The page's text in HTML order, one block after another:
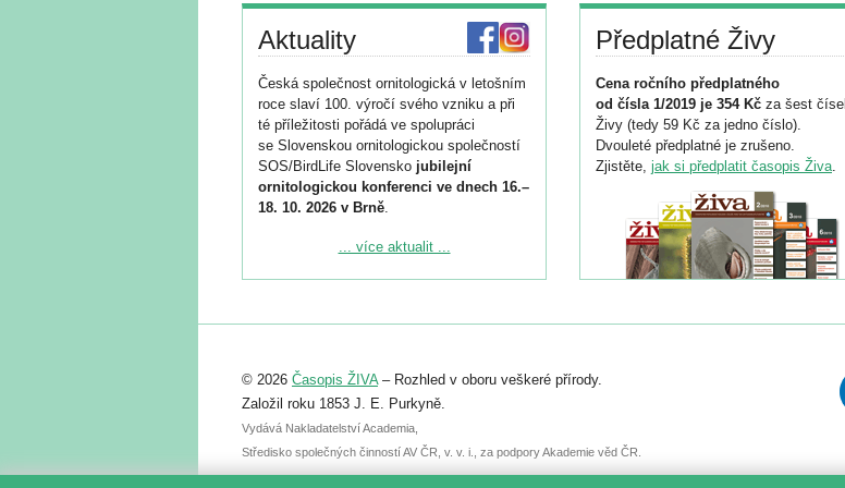
Aktuality
Česká společnost ornitologická v letošním
roce slaví 100. výročí svého vzniku a při
té příležitosti pořádá ve spolupráci
se Slovenskou ornitologickou společností
SOS/BirdLife Slovensko jubilejní
ornitologickou konferenci ve dnech 16.–
18. 10. 2026 v Brně.
Podrobnější informace ke konferenci
Registrovat se můžete do 6. září.
abstraktu přihlášené přednášky nebo
posteru je už 30. června.
... více aktualit ...
Předplatné Živy
Cena ročního předplatného
od čísla 1/2019 je 354 Kč za šest čísel
Živy (tedy 59 Kč za jedno číslo).
Dvouleté předplatné je zrušeno.
Zjistěte, jak si předplatit časopis Živa.
© 2026 Časopis ŽIVA– Rozhled v oboru veškeré přírody.
Založil roku 1853 J. E. Purkyně.
Vydává Nakladatelství Academia,
Středisko společných činností AV ČR, v. v. i., za podpory Akademie věd ČR.